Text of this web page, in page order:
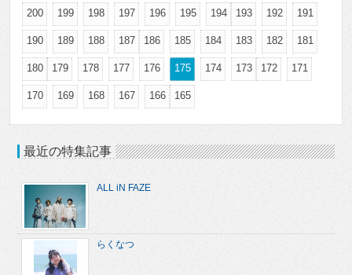
200 199 198 197 196 195 194 193 192 191
190 189 188 187 186 185 184 183 182 181
180 179 178 177 176 175 174 173 172 171
170 169 168 167 166 165
最近の特集記事
ALL iN FAZE
らくなつ